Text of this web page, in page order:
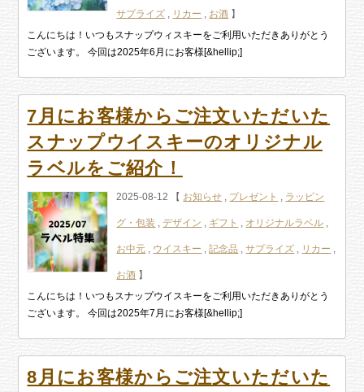
サプライズ , リカー , お酒 】
こんにちは！いつもスナップウィスキーをご利用いただきありがとう
ございます。 今回は2025年6月にお客様[&hellip;]
7月にお客様からご注文いただいた
スナップウイスキーのオリジナル
ラベルをご紹介！
2025-08-12 【 お知らせ , プレゼント , ラッピン
グ・包装 ,デザイン , ギフト , オリジナルラベル ,
お中元 , ウイスキー ,記念品 ,サプライズ , リカー ,
お酒 】
こんにちは！いつもスナップウイスキーをご利用いただきありがとう
ございます。 今回は2025年7月にお客様[&hellip;]
8月にお客様からご注文いただいた